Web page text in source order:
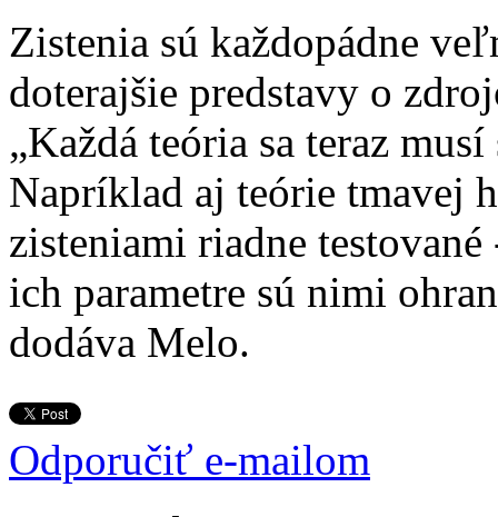
Zistenia sú každopádne
doterajšie predstavy o
„Každá teória sa teraz
Napríklad aj teórie tmavej
zisteniami riadne
ich parametre sú nimi
dodáva Melo.
Odporučiť e-mailom